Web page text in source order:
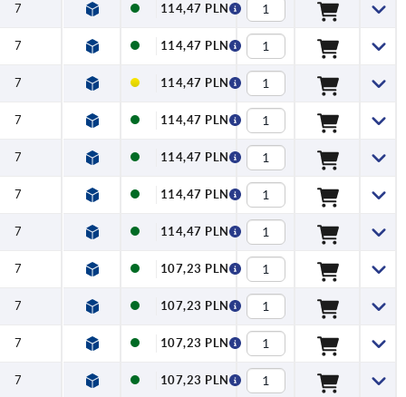
7 114,47 PLN
7 114,47 PLN
7 114,47 PLN
7 114,47 PLN
7 114,47 PLN
7 114,47 PLN
7 114,47 PLN
7 107,23 PLN
7 107,23 PLN
7 107,23 PLN
7 107,23 PLN